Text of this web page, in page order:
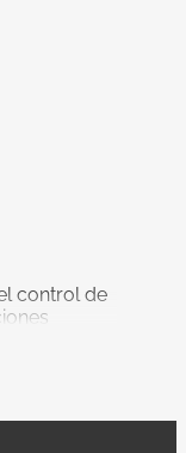
control de